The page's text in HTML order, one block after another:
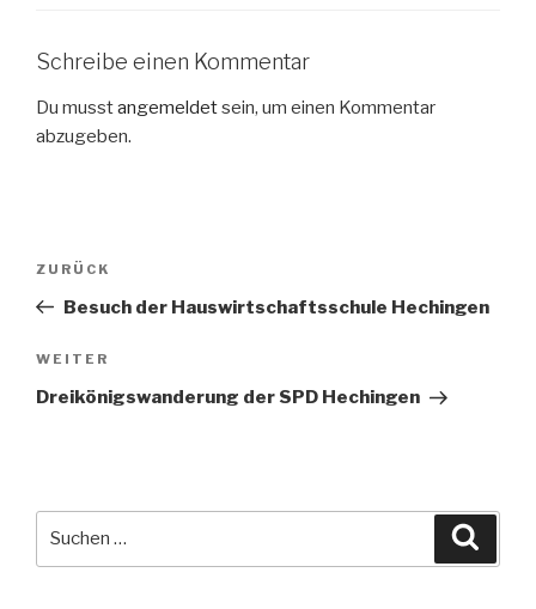
Schreibe einen Kommentar
Du musstangemeldetsein, um einen Kommentar
abzugeben.
Beitragsnavigation
Vorheriger
Beitrag
ZURÜCK
Besuch der Hauswirtschaftsschule Hechingen
Nächster
Beitrag
WEITER
Dreikönigswanderung der SPD Hechingen